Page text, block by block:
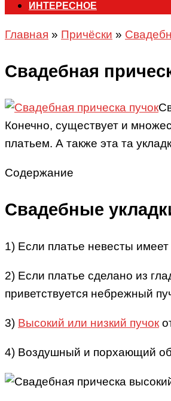
ИНТЕРЕСНОЕ
Главная » Причёски »
Свадебная
Конечно, существует и
платьем. А также эта та
Содержание
Свадебные
1) Если платье невесты
2) Если платье сделано из
приветствуется небрежный
3) Высокий или низкий пучок
4) Воздушный и порхающий